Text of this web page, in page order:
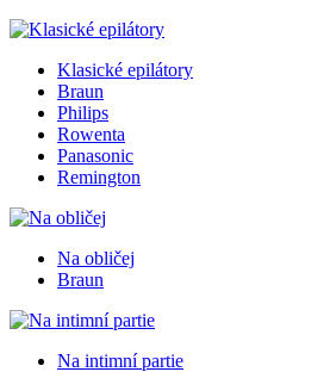
Klasické epilátory
Braun
Philips
Rowenta
Panasonic
Remington
Na obličej
Braun
Na intimní partie